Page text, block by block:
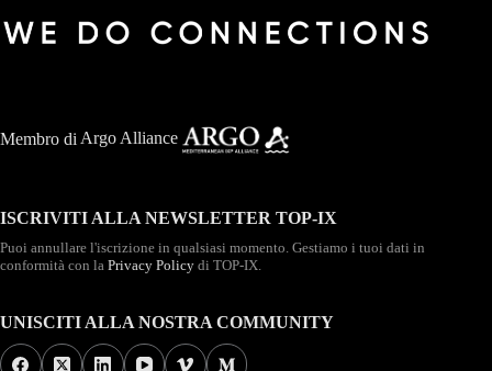
Membro di Argo Alliance
ISCRIVITI ALLA NEWSLETTER TOP-IX
Puoi annullare l'iscrizione in qualsiasi momento. Gestiamo i tuoi dati in
conformità con la Privacy Policy di TOP-IX.
UNISCITI ALLA NOSTRA COMMUNITY